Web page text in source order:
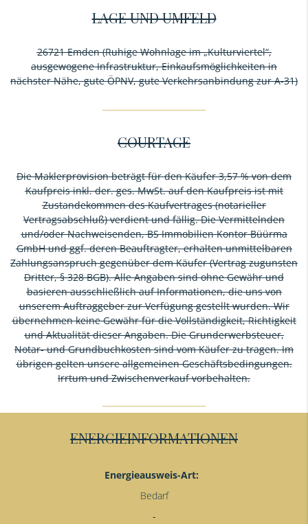
LAGE UND UMFELD
26721 Emden (Ruhige Wohnlage im „Kulturviertel“,
ausgewogene Infrastruktur, Einkaufsmöglichkeiten in
nächster Nähe, gute ÖPNV, gute Verkehrsanbindung zur A-31)
COURTAGE
Die Maklerprovision beträgt für den Käufer 3,57 % von dem
Kaufpreis inkl. der. ges. MwSt. auf den Kaufpreis ist mit
Zustandekommen des Kaufvertrages (notarieller
Vertragsabschluß) verdient und fällig. Die Vermittelnden
und/oder Nachweisenden, BS Immobilien Kontor Büürma
GmbH und ggf. deren Beauftragter, erhalten unmittelbaren
Zahlungsanspruch gegenüber dem Käufer (Vertrag zugunsten
Dritter, § 328 BGB). Alle Angaben sind ohne Gewähr und
basieren ausschließlich auf Informationen, die uns von
unserem Auftraggeber zur Verfügung gestellt wurden. Wir
übernehmen keine Gewähr für die Vollständigkeit, Richtigkeit
und Aktualität dieser Angaben. Die Grunderwerbsteuer,
Notar- und Grundbuchkosten sind vom Käufer zu tragen. Im
übrigen gelten unsere allgemeinen Geschäftsbedingungen.
Irrtum und Zwischenverkauf vorbehalten.
ENERGIEINFORMATIONEN
Energieausweis-Art:
Bedarf